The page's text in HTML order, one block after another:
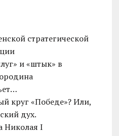
стратегической
и «штык» в
круг «Победе»? Или,
дух.
Николая I